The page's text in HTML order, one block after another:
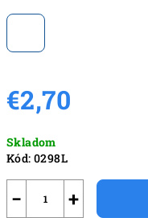
€2,70
cena:
Skladom
Kód: 0298L
+
−